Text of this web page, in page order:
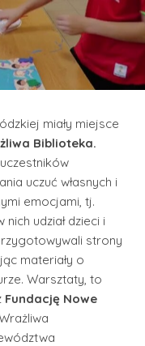
miały miejsce
Biblioteka.
uczuć własnych i
emocjami, tj.
nich udział dzieci i
strony
materiały o
Warsztaty, to
Fundację Nowe